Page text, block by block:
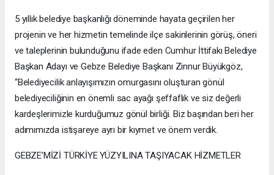
5 yıllık belediye başkanlığı döneminde hayata geçirilen her
projenin ve her hizmetin temelinde ilçe sakinlerinin görüş, öneri
ve taleplerinin bulunduğunu ifade eden Cumhur İttifakı Belediye
Başkan Adayı ve Gebze Belediye Başkanı Zinnur Büyükgöz,
“Belediyecilik anlayışımızın omurgasını oluşturan gönül
belediyeciliğinin en önemli sac ayağı şeffaflık ve siz değerli
kardeşlerimizle kurduğumuz gönül birliği. Biz başından beri her
adımımızda istişareye ayrı bir kıymet ve önem verdik.
GEBZE’MİZİ TÜRKİYE YÜZYILINA TAŞIYACAK HİZMETLER